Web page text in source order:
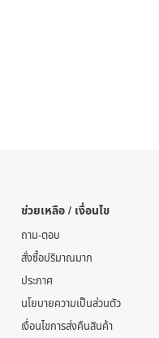
ช่วยเหลือ / เงื่อนไข
ถาม-ตอบ
สั่งซื้อปริมาณมาก
ประกาศ
นโยบายความเป็นส่วนตัว
เงื่อนไขการส่งคืนสินค้า